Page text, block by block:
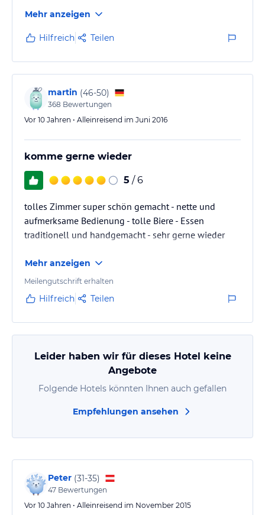
Mehr anzeigen
Hilfreich Teilen
martin (46-50)
368 Bewertungen
Vor 10 Jahren • Alleinreisend im Juni 2016
komme gerne wieder
5 / 6
tolles Zimmer super schön gemacht - nette und
aufmerksame Bedienung - tolle Biere - Essen
traditionell und handgemacht - sehr gerne wieder
Mehr anzeigen
Meilengutschrift erhalten
Hilfreich Teilen
Leider haben wir für dieses Hotel keine
Angebote
Folgende Hotels könnten Ihnen auch gefallen
Empfehlungen ansehen
Peter (31-35)
47 Bewertungen
Vor 10 Jahren • Alleinreisend im November 2015